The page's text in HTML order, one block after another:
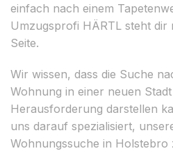
einfach nach einem
Umzugsprofi HÄRTL steht dir
Seite.
Wir wissen, dass die Suche
Wohnung in einer neuen
Herausforderung darstellen
uns darauf spezialisiert,
Wohnungssuche in Holstebro